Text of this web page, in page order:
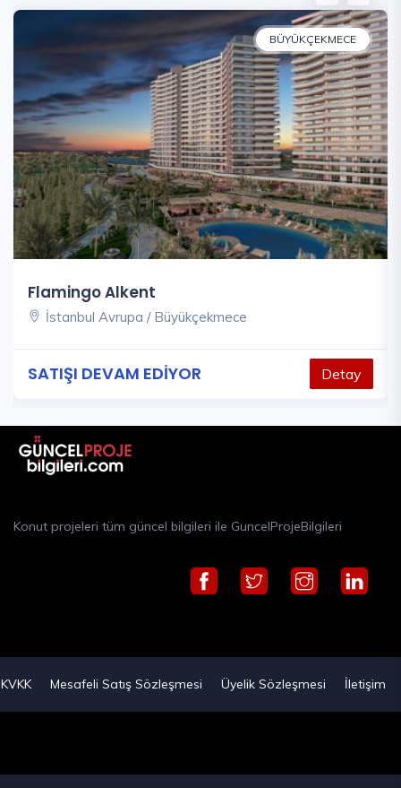
BÜYÜKÇEKMECE
Flamingo Alkent
İstanbul Avrupa / Büyükçekmece
SATIŞI DEVAM EDİYOR Detay
Konut projeleri tüm güncel bilgileri ile GuncelProjeBilgileri
KVKK Mesafeli Satış Sözleşmesi Üyelik Sözleşmesi İletişim